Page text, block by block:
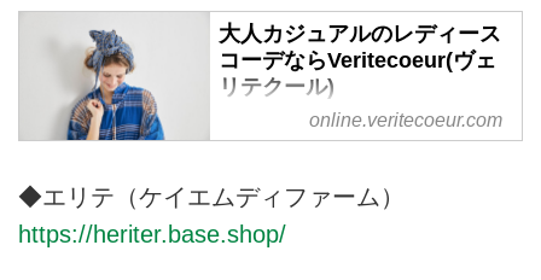
大人カジュアルのレディース
コーデならVeritecoeur(ヴェ
リテクール)
サロペットやパンツ、レディース
Veritecoeur(ヴェリテクール)をご
検討ください。ギャザーワンピー
online.veritecoeur.com
◆エリテ（ケイエムディファーム）
https://heriter.base.shop/